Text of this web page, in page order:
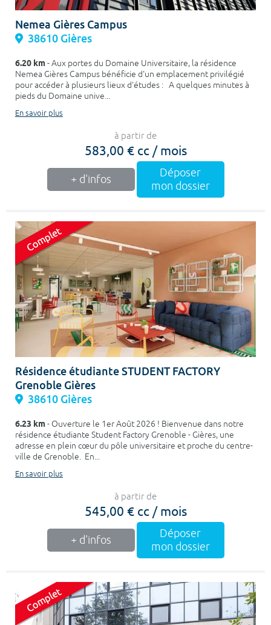
Nemea Gières Campus
38610 Gières
6.20 km- Aux portes du Domaine Universitaire, la résidence
Nemea Gières Campus bénéficie d'un emplacement privilégié
pour accéder à plusieurs lieux d'études : A quelques minutes à
pieds du Domaine unive...
En savoir plus
à partir de
583,00 € cc / mois
+ d'infos
Déposer
mon dossier
Résidence étudiante STUDENT FACTORY
Grenoble Gières
38610 Gières
6.23 km- Ouverture le 1er Août 2026 ! Bienvenue dans notre
résidence étudiante Student Factory Grenoble - Gières, une
adresse en plein cœur du pôle universitaire et proche du centre-
ville de Grenoble. En...
En savoir plus
à partir de
545,00 € cc / mois
+ d'infos
Déposer
mon dossier